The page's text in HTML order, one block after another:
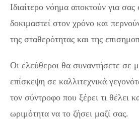
Ιδιαίτερο νόημα αποκτούν για
δοκιμαστεί στον χρόνο και
της σταθερότητας και της
Οι ελεύθεροι θα συναντήσετε σε
επίσκεψη σε καλλιτεχνικά
τον σύντροφο που ξέρει τι θέλει
ωριμότητα να το ζήσει μαζί σας.